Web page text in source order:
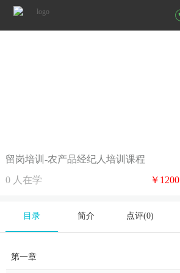
留岗培训-农产品经纪人培训课程
0 人在学 ￥1200
目录 简介 点评(0)
第一章